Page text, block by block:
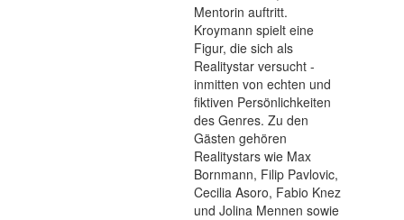
Mentorin auftritt.
Kroymann spielt eine
Figur, die sich als
Realitystar versucht -
inmitten von echten und
fiktiven Persönlichkeiten
des Genres. Zu den
Gästen gehören
Realitystars wie Max
Bornmann, Filip Pavlovic,
Cecilia Asoro, Fabio Knez
und Jolina Mennen sowie